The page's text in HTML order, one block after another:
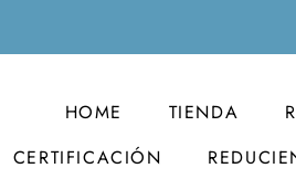
HOME TIENDA
CERTIFICACIÓN